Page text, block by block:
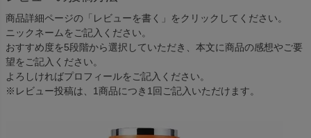
商品詳細ページの「レビューを書く」をクリックしてください。
ニックネームをご記入ください。
おすすめ度を5段階から選択していただき、本文に商品の感想やご要
望をご記入ください。
よろしければプロフィールをご記入ください。
※レビュー投稿は、1商品につき1回ご記入いただけます。